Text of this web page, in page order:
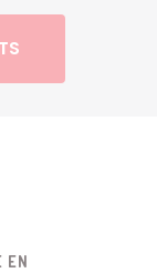
EN